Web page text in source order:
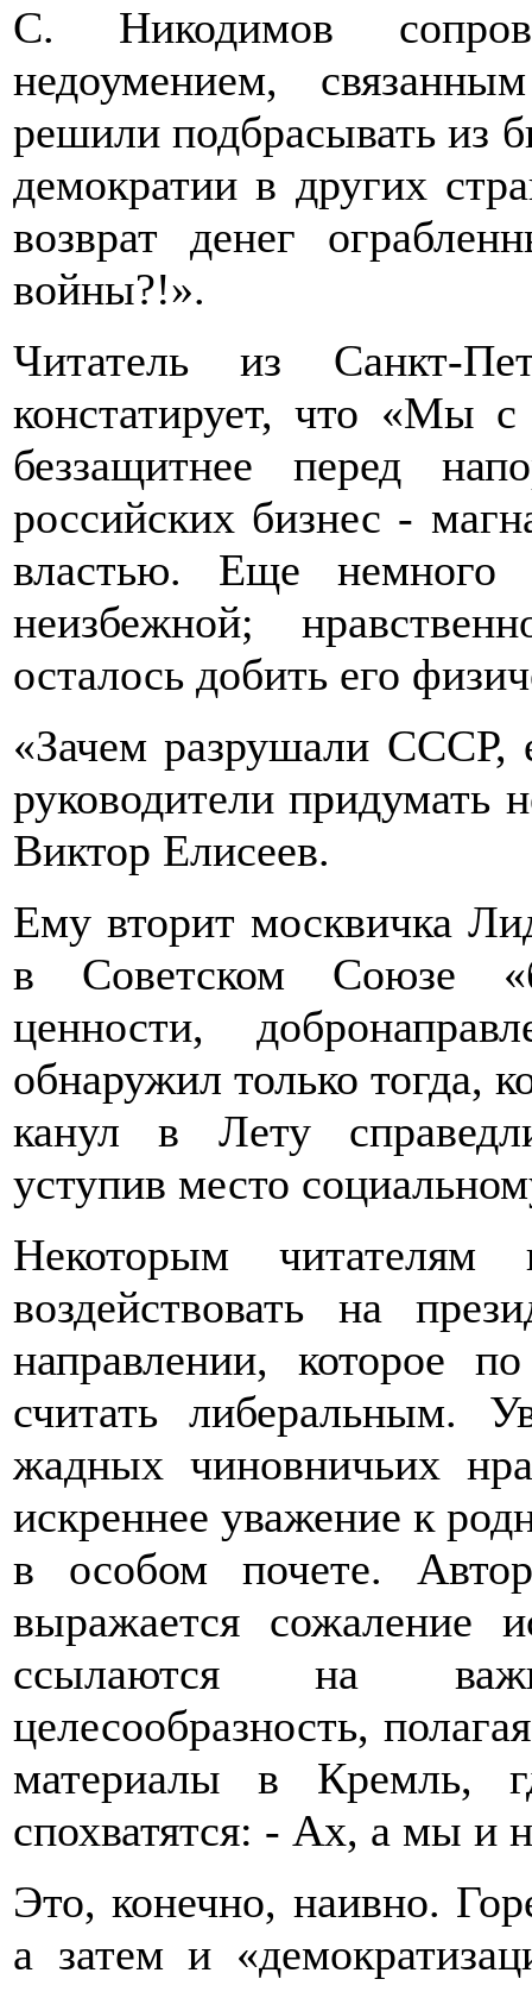
С. Никодимов
недоумением,
решили подбрасывать из
демократии в других
возврат денег
войны?!».
Читатель из Санкт-
констатирует, что «Мы
беззащитнее перед
российских бизнес -
властью. Еще немного
неизбежной;
осталось добить его
«Зачем разрушали СССР,
руководители придумать
Виктор Елисеев.
Ему вторит москвичка
в Советском Союзе
ценности,
обнаружил только тогда,
канул в Лету
уступив место
Некоторым читателям
воздействовать на
направлении, которое
считать либеральным.
жадных чиновничьих
искреннее уважение к
в особом почете.
выражается сожаление
ссылаются на
целесообразность,
материалы в Кремль,
спохватятся: - Ах, а мы и
Это, конечно, наивно.
а затем и